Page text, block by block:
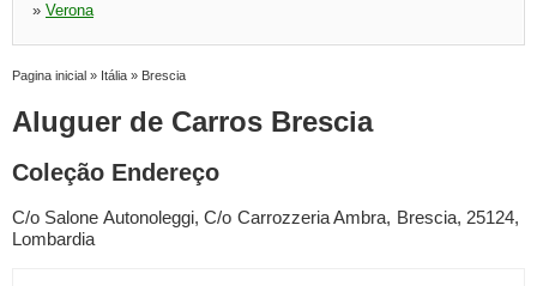
» Verona
Pagina inicial » Itália » Brescia
Aluguer de Carros Brescia
Coleção Endereço
C/o Salone Autonoleggi, C/o Carrozzeria Ambra, Brescia, 25124,
Lombardia